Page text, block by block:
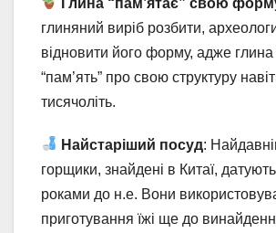
глиняний виріб розбити,
відновити його форму, адже глина
“пам’ять” про свою структуру
тисячоліть.
Найстаріший посуд:
горщики, знайдені в Китаї,
роками до н.е. Вони
приготування їжі ще до